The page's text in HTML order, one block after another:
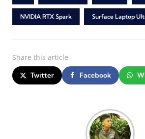
NVIDIA RTX Spark Surface Laptop
Share this article
Twitter Facebook